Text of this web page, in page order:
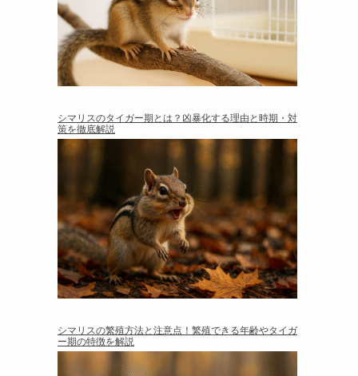
シマリスのタイガー期とは？凶暴化する理由と時期・対
策を徹底解説
シマリスの繁殖方法と注意点！繁殖できる年齢やタイガ
ー期の特徴を解説